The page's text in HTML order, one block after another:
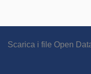
Scarica i file Open